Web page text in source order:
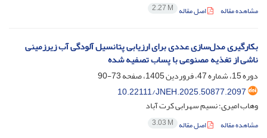
مشاهده مقاله اصل مقاله 2.27 M
بکارگیری مدل‌سازی عددی برای ارزیابی پتانسیل آلودگی آب زیرزمینی
ناشی از تغذیه مصنوعی با پساب تصفیه شده
دوره 15، شماره 47، فروردین 1405، صفحه
73-90
10.22111/JNEH.2025.50877.2097
وهاب امیری؛ نسیم سهرابی کرت آباد
مشاهده مقاله اصل مقاله 3.03 M